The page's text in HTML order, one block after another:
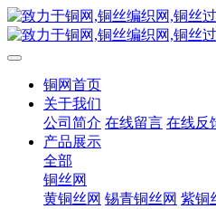
铜网首页
关于我们
公司简介 在线留言 在线反
产品展示
全部
铜丝网
黄铜丝网 锡青铜丝网 紫铜